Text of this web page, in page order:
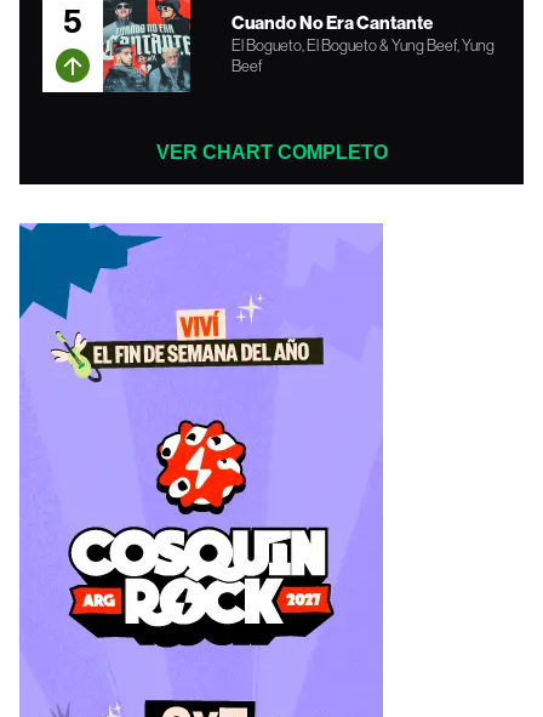
5 Cuando No Era Cantante
El Bogueto, El Bogueto & Yung Beef, Yung
Beef
VER CHART COMPLETO